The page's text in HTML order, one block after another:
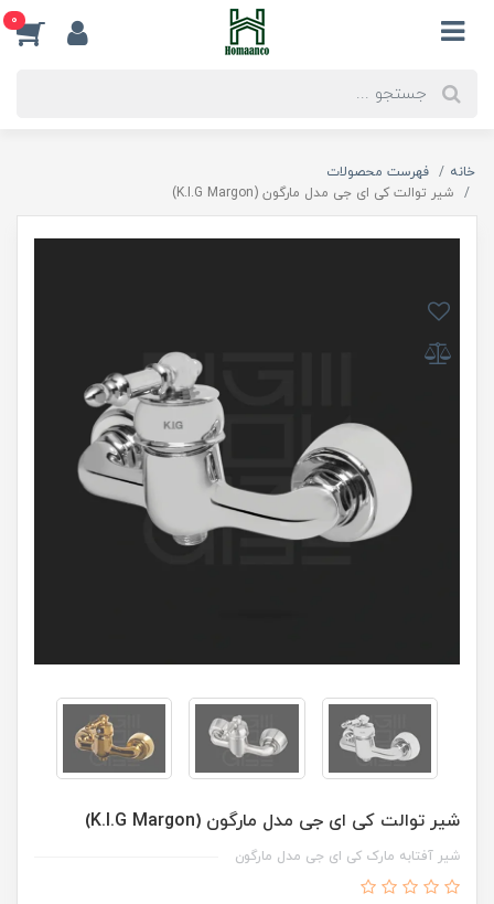
0
خانه
فهرست محصولات
شیر توالت کی ای جی مدل مارگون (K.I.G Margon)
شیر توالت کی ای جی مدل مارگون (K.I.G Margon)
شیر آفتابه مارک کی ای جی مدل مارگون